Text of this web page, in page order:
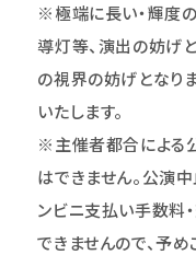
※極端に長い・輝度
導灯等、演出の妨げ
の視界の妨げとなり
いたします。
※主催者都合による
はできません。公演
ンビニ支払い手数料
できませんので、予め